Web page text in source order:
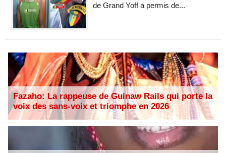
de Grand Yoff a permis de...
Fazaho: La rappeuse de Guinaw Rails qui porte la
voix des sans-voix et triomphe en 2026